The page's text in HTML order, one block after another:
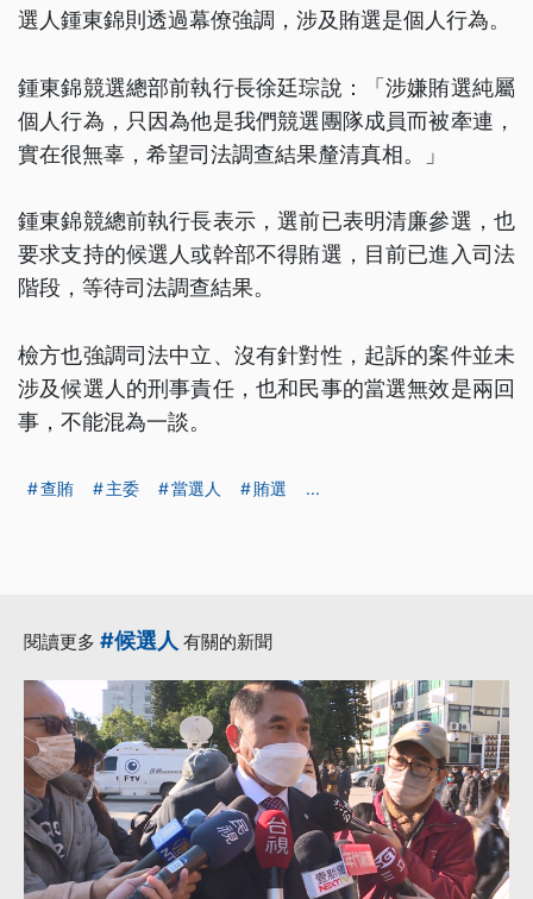
選人鍾東錦則透過幕僚強調，涉及賄選是個人行為。
鍾東錦競選總部前執行長徐廷琮說：「涉嫌賄選純屬
個人行為，只因為他是我們競選團隊成員而被牽連，
實在很無辜，希望司法調查結果釐清真相。」
鍾東錦競總前執行長表示，選前已表明清廉參選，也
要求支持的候選人或幹部不得賄選，目前已進入司法
階段，等待司法調查結果。
檢方也強調司法中立、沒有針對性，起訴的案件並未
涉及候選人的刑事責任，也和民事的當選無效是兩回
事，不能混為一談。
查賄 主委 當選人 賄選 ...
閱讀更多 #候選人 有關的新聞